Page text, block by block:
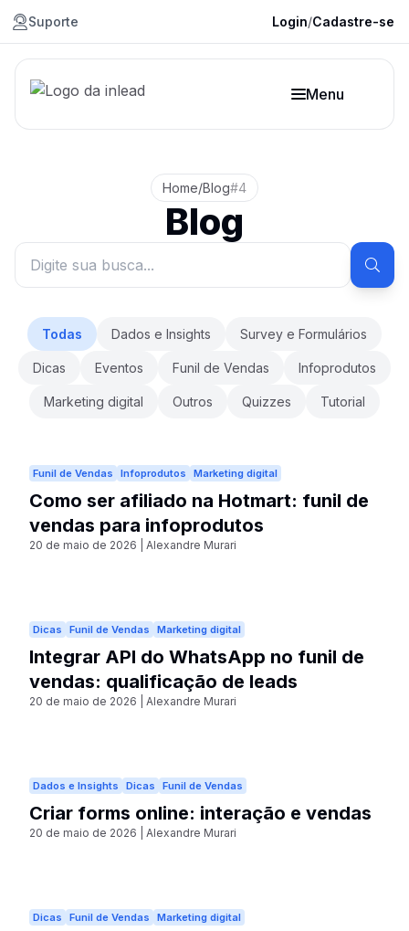
Suporte Login/Cadastre-se
Menu
Home/Blog#4
Blog
Todas Dados e Insights Survey e Formulários
Dicas Eventos Funil de Vendas Infoprodutos
Marketing digital Outros Quizzes Tutorial
Funil de Vendas Infoprodutos Marketing digital
Como ser afiliado na Hotmart: funil de
vendas para infoprodutos
20 de maio de 2026 Alexandre Murari
Dicas Funil de Vendas Marketing digital
Integrar API do WhatsApp no funil de
vendas: qualificação de leads
20 de maio de 2026 Alexandre Murari
Dados e Insights Dicas Funil de Vendas
Criar forms online: interação e vendas
20 de maio de 2026 Alexandre Murari
Dicas Funil de Vendas Marketing digital